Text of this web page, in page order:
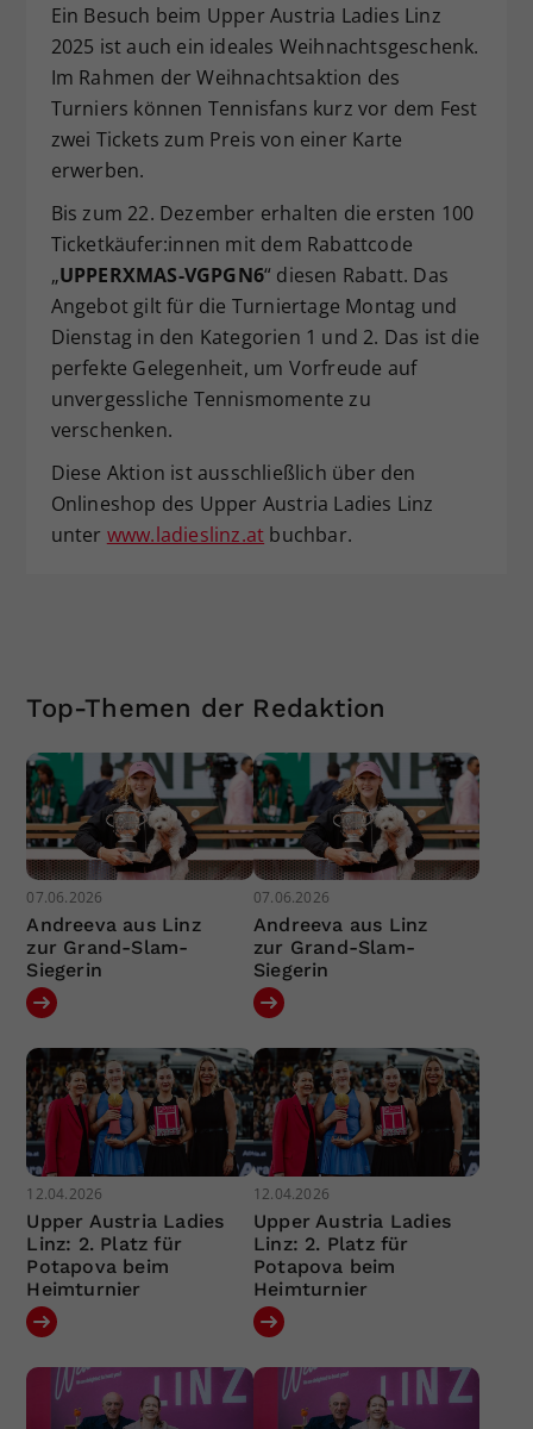
Ein Besuch beim Upper Austria Ladies Linz
2025 ist auch ein ideales Weihnachtsgeschenk.
Im Rahmen der Weihnachtsaktion des
Turniers können Tennisfans kurz vor dem Fest
zwei Tickets zum Preis von einer Karte
erwerben.
Bis zum 22. Dezember erhalten die ersten 100
Ticketkäufer:innen mit dem Rabattcode
„UPPERXMAS-VGPGN6“ diesen Rabatt. Das
Angebot gilt für die Turniertage Montag und
Dienstag in den Kategorien 1 und 2. Das ist die
perfekte Gelegenheit, um Vorfreude auf
unvergessliche Tennismomente zu
verschenken.
Diese Aktion ist ausschließlich über den
Onlineshop des Upper Austria Ladies Linz
unter www.ladieslinz.at buchbar.
Top-Themen der Redaktion
07.06.2026
Andreeva aus Linz
zur Grand-Slam-
Siegerin
07.06.2026
Andreeva aus Linz
zur Grand-Slam-
Siegerin
12.04.2026
Upper Austria Ladies
Linz: 2. Platz für
Potapova beim
Heimturnier
12.04.2026
Upper Austria Ladies
Linz: 2. Platz für
Potapova beim
Heimturnier